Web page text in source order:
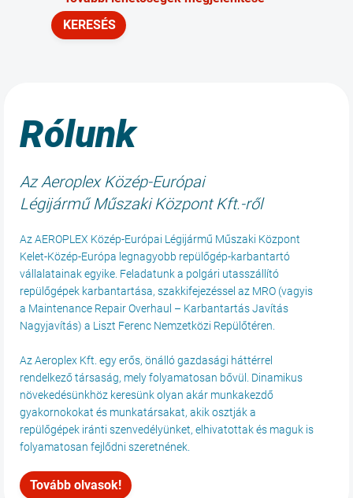
Rólunk
Az Aeroplex Közép-Európai
Légijármű Műszaki Központ Kft.-ről
Az AEROPLEX Közép-Európai Légijármű Műszaki Központ
Kelet-Közép-Európa legnagyobb repülőgép-karbantartó
vállalatainak egyike. Feladatunk a polgári utasszállító
repülőgépek karbantartása, szakkifejezéssel az MRO (vagyis
a Maintenance Repair Overhaul – Karbantartás Javítás
Nagyjavítás) a Liszt Ferenc Nemzetközi Repülőtéren.
Az Aeroplex Kft. egy erős, önálló gazdasági háttérrel
rendelkező társaság, mely folyamatosan bővül. Dinamikus
növekedésünkhöz keresünk olyan akár munkakezdő
gyakornokokat és munkatársakat, akik osztják a
repülőgépek iránti szenvedélyünket, elhivatottak és maguk is
folyamatosan fejlődni szeretnének.
Tovább olvasok!